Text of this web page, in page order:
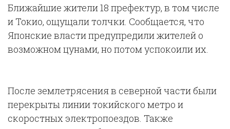
Ближайшие жители 18 префектур, в том числе
и Токио, ощущали толчки. Сообщается, что
Японские власти предупредили жителей о
возможном цунами, но потом успокоили их.
После землетрясения в северной части были
перекрыты линии токийского метро и
скоростных электропоездов. Также